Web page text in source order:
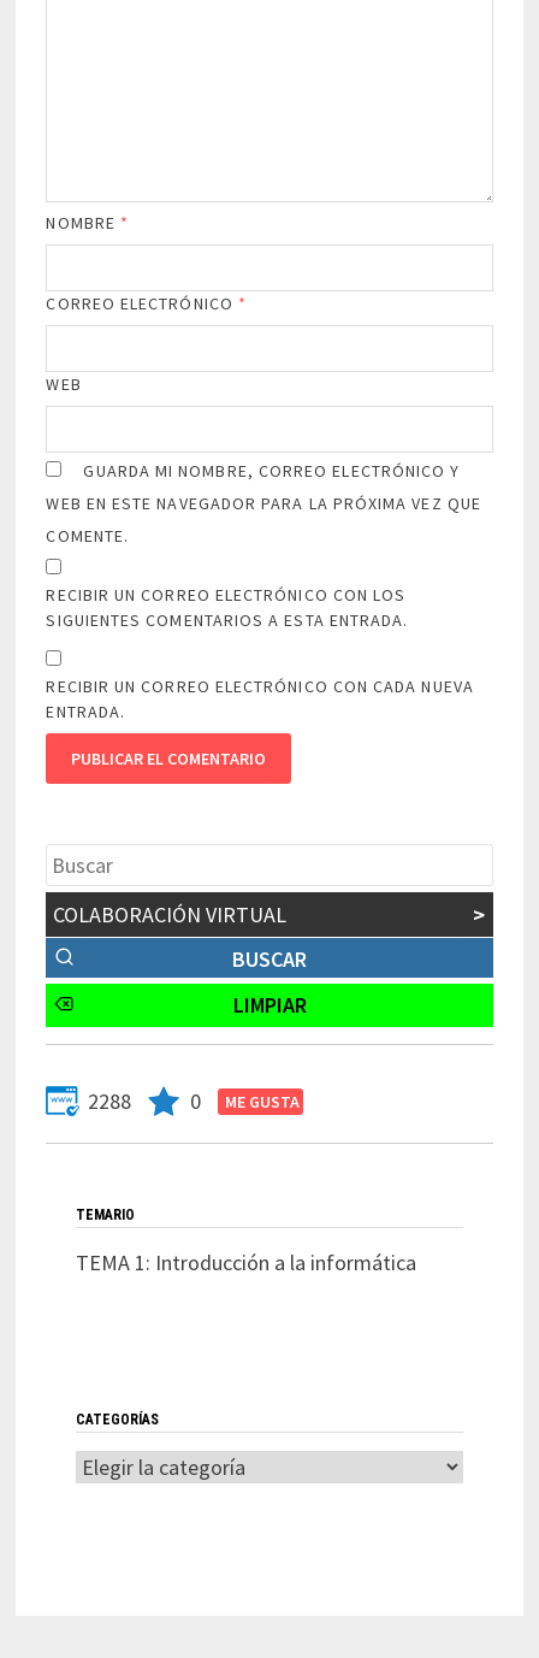
NOMBRE *
CORREO ELECTRÓNICO *
WEB
GUARDA MI NOMBRE, CORREO ELECTRÓNICO Y
WEB EN ESTE NAVEGADOR PARA LA PRÓXIMA VEZ QUE
COMENTE.
RECIBIR UN CORREO ELECTRÓNICO CON LOS
SIGUIENTES COMENTARIOS A ESTA ENTRADA.
RECIBIR UN CORREO ELECTRÓNICO CON CADA NUEVA
ENTRADA.
COLABORACIÓN VIRTUAL >
2288 0
TEMARIO
TEMA 1: Introducción a la informática
CATEGORÍAS
Categorías